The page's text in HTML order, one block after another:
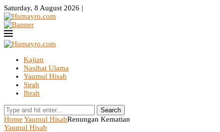
Saturday, 8 August 2026 |
Kajian
Nasihat Ulama
Yaumul Hisab
Sirah
Ibrah
Search
Home Yaumul HisabRenungan Kematian
Yaumul Hisab